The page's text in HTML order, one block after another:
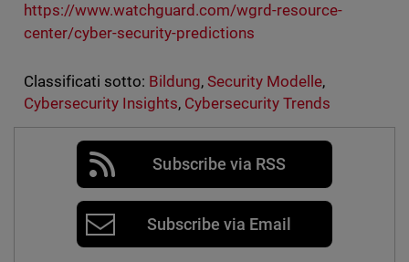
https://www.watchguard.com/wgrd-resource-
center/cyber-security-predictions
Classificati sotto: Bildung,Security Modelle,
Cybersecurity Insights, Cybersecurity Trends
Subscribe via RSS
Subscribe via Email